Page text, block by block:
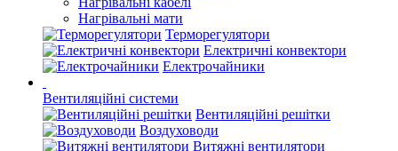
Нагрівальні мати
Терморегулятори
Електричні конвектори
Електрочайники
Вентиляційні системи
Вентиляційні решітки
Воздуховоди
Витяжні вентилятори